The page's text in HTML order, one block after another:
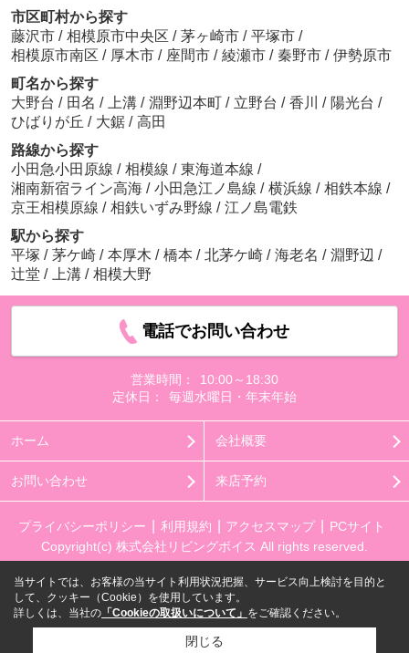
市区町村から探す
藤沢市 / 相模原市中央区 / 茅ヶ崎市 / 平塚市 /
相模原市南区 / 厚木市 / 座間市 / 綾瀬市 / 秦野市 / 伊勢原市
町名から探す
大野台 / 田名 / 上溝 / 淵野辺本町 / 立野台 / 香川 / 陽光台 /
ひばりが丘 / 大鋸 / 高田
路線から探す
小田急小田原線 / 相模線 / 東海道本線 /
湘南新宿ライン高海 / 小田急江ノ島線 / 横浜線 / 相鉄本線 /
京王相模原線 / 相鉄いずみ野線 / 江ノ島電鉄
駅から探す
平塚 / 茅ケ崎 / 本厚木 / 橋本 / 北茅ケ崎 / 海老名 / 淵野辺 /
辻堂 / 上溝 / 相模大野
電話でお問い合わせ
営業時間：
10:00～18:30
定休日：
毎週水曜日・年末年始
ホーム 会社概要
お問い合わせ 来店予約
プライバシーポリシー 利用規約 アクセスマップ
PCサイト
Copyright(c) 株式会社リビングボイス All rights reserved.
当サイトでは、お客様の当サイト利用状況把握、サービス向上検討を目的と
して、クッキー（Cookie）を使用しています。
詳しくは、当社の 「Cookieの取扱いについて」 をご確認ください。
閉じる